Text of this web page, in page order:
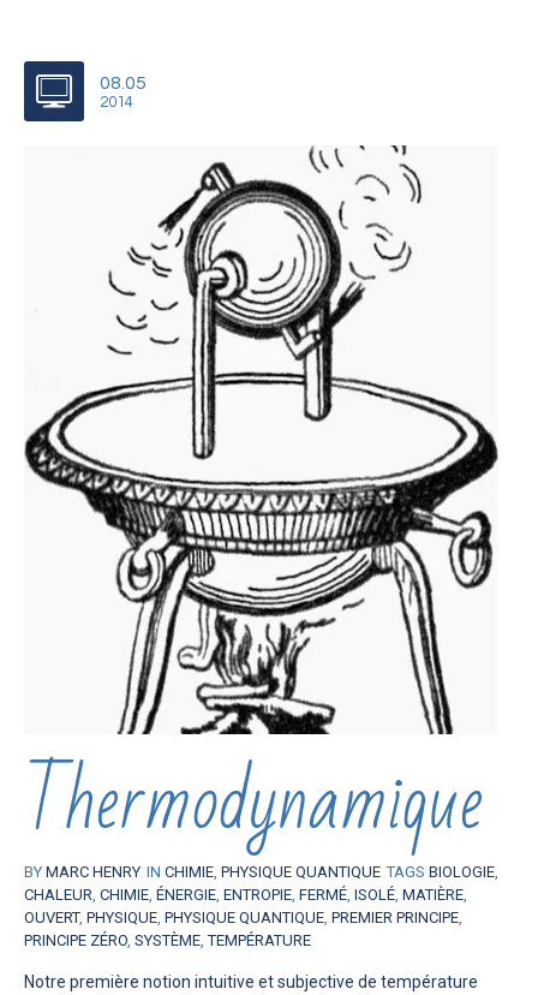
08.05
2014
Thermodynamique
BY MARC HENRY IN CHIMIE, PHYSIQUE QUANTIQUE TAGS BIOLOGIE,
CHALEUR, CHIMIE, ÉNERGIE, ENTROPIE, FERMÉ, ISOLÉ, MATIÈRE,
OUVERT, PHYSIQUE, PHYSIQUE QUANTIQUE, PREMIER PRINCIPE,
PRINCIPE ZÉRO, SYSTÈME,TEMPÉRATURE
Notre première notion intuitive et subjective de température